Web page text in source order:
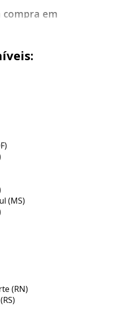
em
a economia
resultam em
que as empresas
de lucro. além disso,
das roupas é
cabides do mesmo
da compra de
se:
resultam em
baixos.
uma apresentação
tipos, como
plástico ou metal.
(MS)
(RN)